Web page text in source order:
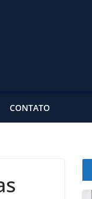
CONTATO